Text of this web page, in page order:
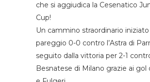
che si aggiudica la Cesenatico
Cup!
Un cammino straordinario
pareggio 0-0 contro l’Astra di
seguito dalla vittoria per 2-1
Besnatese di Milano grazie ai gol